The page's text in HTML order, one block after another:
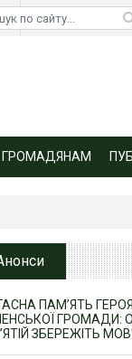
ГРОМАДЯНАМ
ПАМ’ЯТЬ
ГРОМАДИ: О
ЗБЕРЕЖІТЬ